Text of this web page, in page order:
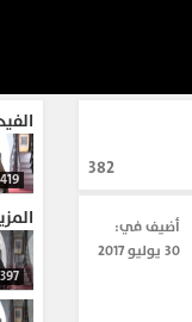
382
أضيف في:
30 يوليو 2017
419
397